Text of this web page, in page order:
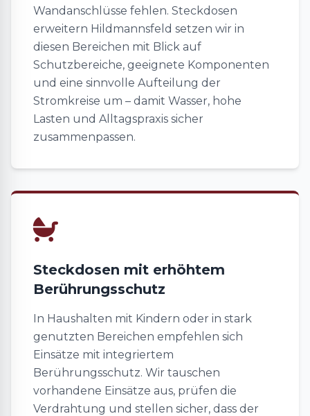
Wandanschlüsse fehlen. Steckdosen
erweitern Hildmannsfeld setzen wir in
diesen Bereichen mit Blick auf
Schutzbereiche, geeignete Komponenten
und eine sinnvolle Aufteilung der
Stromkreise um – damit Wasser, hohe
Lasten und Alltagspraxis sicher
zusammenpassen.
Steckdosen mit erhöhtem
Berührungsschutz
In Haushalten mit Kindern oder in stark
genutzten Bereichen empfehlen sich
Einsätze mit integriertem
Berührungsschutz. Wir tauschen
vorhandene Einsätze aus, prüfen die
Verdrahtung und stellen sicher, dass der